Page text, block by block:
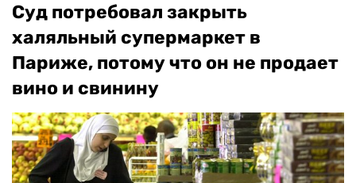
Суд потребовал закрыть
халяльный супермаркет в
Париже, потому что он не продает
вино и свинину